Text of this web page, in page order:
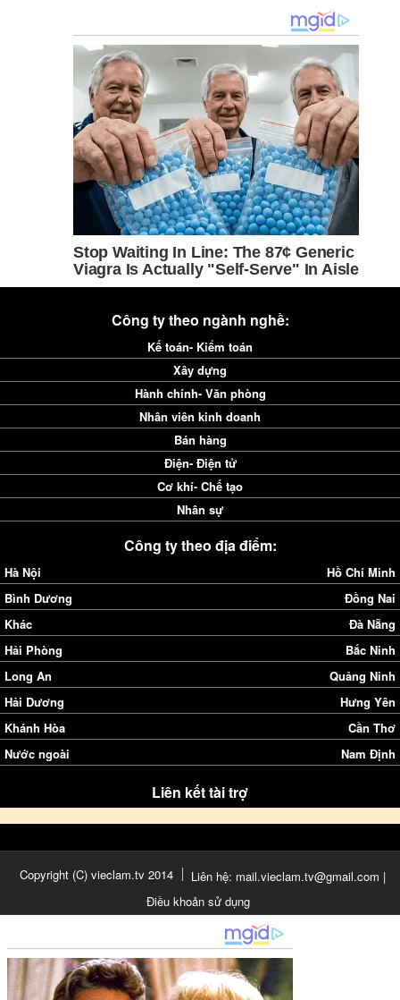
Công ty theo ngành nghề:
Kế toán- Kiểm toán
Xây dựng
Hành chính- Văn phòng
Nhân viên kinh doanh
Bán hàng
Điện- Điện tử
Cơ khí- Chế tạo
Nhân sự
Công ty theo địa điểm:
Hà Nội
Hồ Chí Minh
Bình Dương
Đồng Nai
Khác
Đà Nẵng
Hải Phòng
Bắc Ninh
Long An
Quảng Ninh
Hải Dương
Hưng Yên
Khánh Hòa
Cần Thơ
Nước ngoài
Nam Định
Liên kết tài trợ
Copyright (C) vieclam.tv 2014
Liên hệ: mail.vieclam.tv@gmail.com |
Điều khoản sử dụng